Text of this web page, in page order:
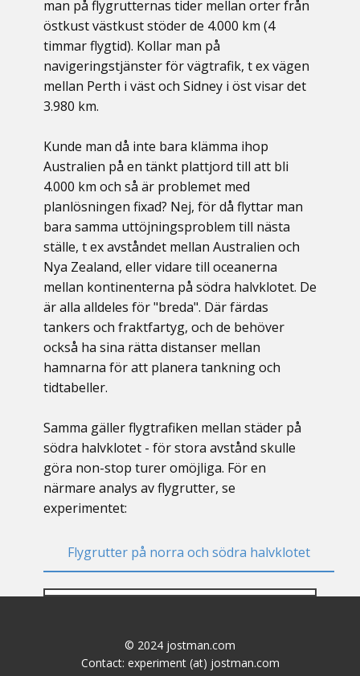
man på flygrutternas tider mellan orter från
östkust västkust stöder de 4.000 km (4
timmar flygtid). Kollar man på
navigeringstjänster för vägtrafik, t ex vägen
mellan Perth i väst och Sidney i öst visar det
3.980 km.
Kunde man då inte bara klämma ihop
Australien på en tänkt plattjord till att bli
4.000 km och så är problemet med
planlösningen fixad? Nej, för då flyttar man
bara samma uttöjningsproblem till nästa
ställe, t ex avståndet mellan Australien och
Nya Zealand, eller vidare till oceanerna
mellan kontinenterna på södra halvklotet. De
är alla alldeles för "breda". Där färdas
tankers och fraktfartyg, och de behöver
också ha sina rätta distanser mellan
hamnarna för att planera tankning och
tidtabeller.
Samma gäller flygtrafiken mellan städer på
södra halvklotet - för stora avstånd skulle
göra non-stop turer omöjliga. För en
närmare analys av flygrutter, se
experimentet:
Flygrutter på norra och södra halvklotet
© 2024 jostman.com
Contact: experiment (at) jostman.com